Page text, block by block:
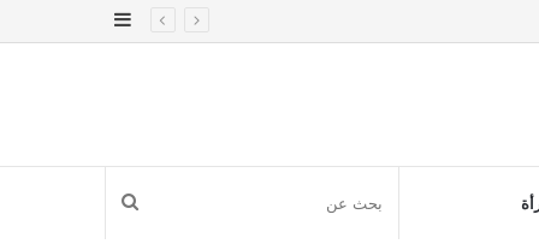
إضافة
بحث